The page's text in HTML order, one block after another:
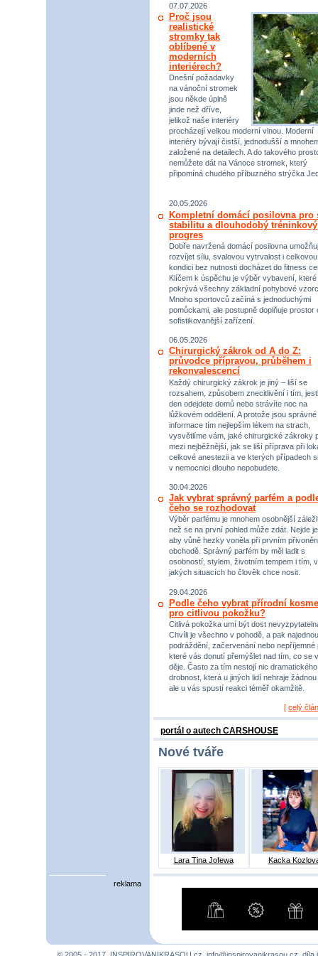
07.07.2026
Proč jsou
realistické
stromky tak
oblíbené v
moderních
interiérech?
Dnešní požadavky
na vánoční stromek
jsou někde úplně
jinde než dříve,
jelikož naše interiéry
procházejí velkou moderní vlnou. Moderní
interiéry bývají čistší, jednodušší a
založené na detailech. A do takového
nemůžete dát na Vánoce stromek, který
připomíná chudého příbuzného strýčka
20.05.2026
Kompletní domácí posilovna pro
stabilitu a dlouhodobý tréninkový
progres
Dobře navržená domácí posilovna
rozvíjet sílu, svalovou vytrvalost i celkovou
kondici bez nutnosti docházet do fitness
Klíčem k úspěchu je výběr vybavení, které
pokrývá všechny základní pohybové
Mnoho sportovců začíná s jednoduchými
pomůckami, ale postupně doplňuje prostor
sofistikovanější zařízení.
06.05.2026
Chirurgický zákrok od A do Z:
průvodce přípravou, průběhem i
rekonvalescencí
Každý chirurgický zákrok je jiný – liší se
rozsahem, způsobem znecitlivění i tím,
den odejdete domů nebo strávíte noc na
lůžkovém oddělení. A protože jsou správné
informace tím nejlepším lékem na strach,
vysvětlíme vám, jaké chirurgické zákroky
mezi nejběžnější, jak se liší příprava při
celkové anestezii a ve kterých případech si
v nemocnici dlouho nepobudete.
30.04.2026
Jak vybrat správný parfém a
čeho se rozhodovat
Výběr parfému je mnohem osobnější
než se na první pohled může zdát. Nejde
aby vůně hezky voněla při prvním
obchodě. Správný parfém by měl ladit s
osobností, stylem, životním tempem i tím, v
jakých situacích ho člověk chce nosit.
29.04.2026
Podle čeho vybrat přírodní
pro citlivou pokožku?
Citlivá pokožka umí být dost
Chvíli je všechno v pohodě, a pak
podráždění, začervenání nebo nepříjemné
které vás donutí přemýšlet nad tím, co se
děje. Často za tím nestojí nic
drobnost, která u jiných lidí nehraje žádnou
ale u vás spustí reakci téměř okamžitě.
[ celý
portál o autech CARSHOUSE
Nové tváře
Lara Tina Jofewa Kacka
reklama